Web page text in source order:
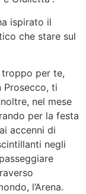
ispirato il
che stare sul
troppo per te,
Prosecco, ti
nel mese
per la festa
accenni di
negli
l’Arena.